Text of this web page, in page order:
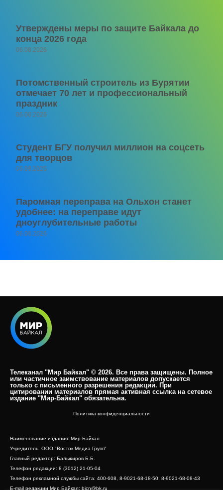
Утверждены меры по защите Байкала до
конца 2026 года
06.08.2026
Потомственный строитель из Бурятии
отмечает 70 лет и профессиональный
праздник
06.08.2026
Студент БГУ получил миллион на соцсеть
для творцов
06.08.2026
Паромная переправа на Ольхон станет
удобнее: на переправе идут
дноуглубительные работы
06.08.2026
Телеканал "Мир Байкал" © 2026. Все права защищены. Полное
или частичное заимствование материалов допускается
только с письменного разрешения редакции. При
цитировании материалов прямая активная ссылка на сетевое
издание "Мир-Байкал" обязательна.​
Политика конфиденциальности
Наименование издания: Мир-Байкал
Учредитель: ООО "Восток Медиа Групп"
Главный редактор: Бальжиров Б.Б.
Телефон редакции: 8 (3012) 21-05-04
Телефон рекламной службы сайта: 400-608, 8-9021-68-18-50, 8-9021-68-08-43
E-mail редакции Мир Байкал: bicn@bk.ru